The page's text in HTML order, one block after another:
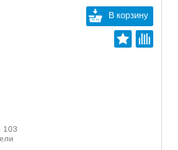
В корзину
103